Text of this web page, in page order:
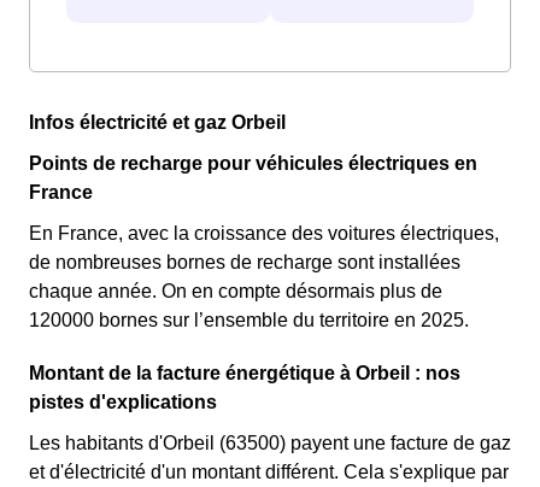
Infos électricité et gaz Orbeil
Points de recharge pour véhicules électriques en
France
En France, avec la croissance des voitures électriques,
de nombreuses bornes de recharge sont installées
chaque année. On en compte désormais plus de
120000 bornes sur l’ensemble du territoire en 2025.
Montant de la facture énergétique à Orbeil : nos
pistes d'explications
Les habitants d'Orbeil (63500) payent une facture de gaz
et d'électricité d'un montant différent. Cela s'explique par